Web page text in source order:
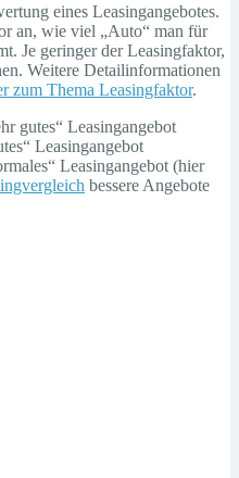
eines Leasingangebotes.
an, wie viel „Auto“ man für
Je geringer der Leasingfaktor,
Weitere Detailinformationen
zum Thema Leasingfaktor.
gutes“ Leasingangebot
Leasingangebot
Leasingangebot (hier
bessere Angebote